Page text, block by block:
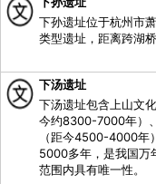
下孙遗址位于杭州市
类型遗址，距离跨湖
下汤遗址
下汤遗址包含上山文
今约8300-7000年）
（距今4500-4000年
5000多年，是我国万
范围内具有唯一性。